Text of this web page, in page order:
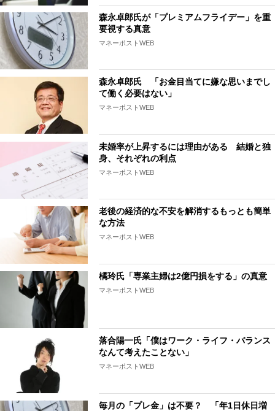
森永卓郎氏が「プレミアムフライデー」を重
要視する真意
マネーポストWEB
森永卓郎氏 「お金目当てに嫌な思いまでし
て働く必要はない」
マネーポストWEB
未婚率が上昇するには理由がある 結婚と独
身、それぞれの利点
マネーポストWEB
老後の経済的な不安を解消するもっとも簡単
な方法
マネーポストWEB
橘玲氏「専業主婦は2億円損をする」の真意
マネーポストWEB
落合陽一氏「僕はワーク・ライフ・バランス
なんて考えたことない」
マネーポストWEB
毎月の「プレ金」は不要？ 「年1日休日増